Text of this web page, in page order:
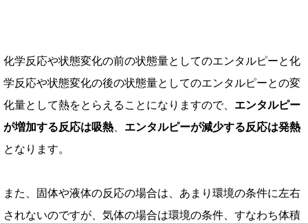
化学反応や状態変化の前の状態量としてのエンタルピーと化
学反応や状態変化の後の状態量としてのエンタルピーとの変
化量として熱をとらえることになりますので、 エンタルピー
が増加する反応は吸熱、 エンタルピーが減少する反応は発熱
となります。
また、固体や液体の反応の場合は、あまり環境の条件に左右
されないのですが、 気体の場合は環境の条件、すなわち体積